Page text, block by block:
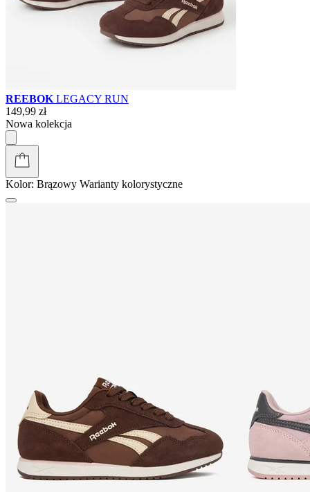
REEBOK LEGACY RUN
149,99 zł
Nowa kolekcja
Kolor: Brązowy Warianty kolorystyczne